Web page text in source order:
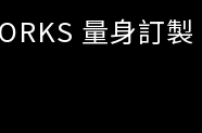
量身訂製